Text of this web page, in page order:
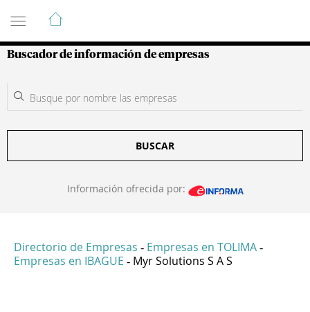
Guía de Empresas Colombianas
Buscador de información de empresas
BUSCAR
Información ofrecida por:
Directorio de Empresas - Empresas en TOLIMA -
Empresas en IBAGUE - Myr Solutions S A S